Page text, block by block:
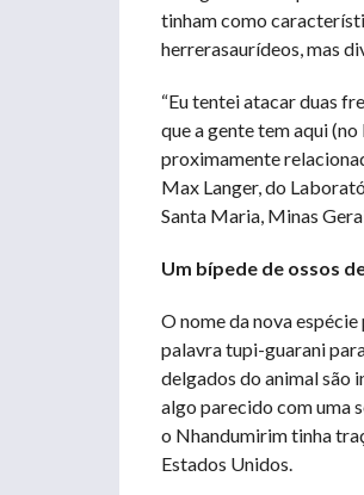
tinham como
herrerasaurídeos, mas
“Eu tentei atacar duas
que a gente tem aqui
proximamente
Max Langer, do
Santa Maria, Minas
Um bípede de ossos
O nome da nova
palavra tupi-guarani
delgados do animal são
algo parecido com uma
o Nhandumirim tinha
Estados Unidos.